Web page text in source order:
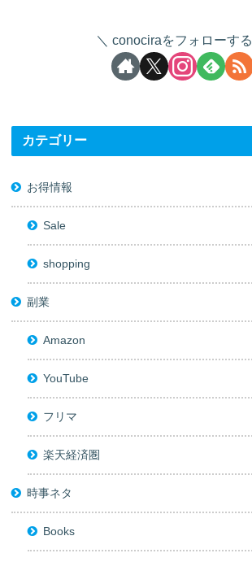
conociraをフォローする
カテゴリー
お得情報
Sale
shopping
副業
Amazon
YouTube
フリマ
楽天経済圏
時事ネタ
Books